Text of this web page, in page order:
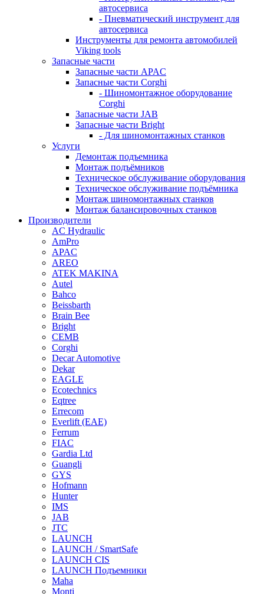
автосервиса
- Пневматический инструмент для
автосервиса
Инструменты для ремонта автомобилей
Viking tools
Запасные части
Запасные части APAC
Запасные части Corghi
- Шиномонтажное оборудование
Corghi
Запасные части JAB
Запасные части Bright
- Для шиномонтажных станков
Услуги
Демонтаж подъемника
Монтаж подъёмников
Техническое обслуживание оборудования
Техническое обслуживание подъёмника
Монтаж шиномонтажных станков
Монтаж балансировочных станков
Производители
AC Hydraulic
AmPro
APAC
AREO
ATEK MAKINA
Autel
Bahco
Beissbarth
Brain Bee
Bright
CEMB
Corghi
Decar Automotive
Dekar
EAGLE
Ecotechnics
Eqtree
Errecom
Everlift (EAE)
Ferrum
FIAC
Gardia Ltd
Guangli
GYS
Hofmann
Hunter
IMS
JAB
JTC
LAUNCH
LAUNCH / SmartSafe
LAUNCH CIS
LAUNCH Подъемники
Maha
Monti